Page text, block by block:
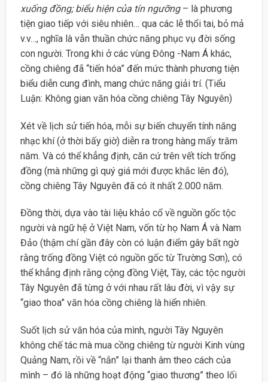
xuống đồng; biểu hiện của tín ngưỡng– là phương
tiện giao tiếp với siêu nhiên… qua các lễ thổi tai, bỏ mả
v.v…, nghĩa là vẫn thuần chức năng phục vụ đời sống
con người. Trong khi ở các vùng Đông -Nam Á khác,
cồng chiêng đã “tiến hóa” đến mức thành phương tiện
biểu diễn cung đình, mang chức năng giải trí. (Tiểu
Luận: Không gian văn hóa cồng chiêng Tây Nguyên)
Xét về lịch sử tiến hóa, mỗi sự biến chuyển tính năng
nhạc khí (ở thời bấy giờ) diễn ra trong hàng mấy trăm
năm. Và có thể khẳng định, căn cứ trên vết tích trống
đồng (mà những gì quý giá mới được khắc lên đó),
cồng chiêng Tây Nguyên đã có ít nhất 2.000 năm.
Đồng thời, dựa vào tài liệu khảo cổ về nguồn gốc tộc
người và ngữ hệ ở Việt Nam, vốn từ họ Nam Á và Nam
Đảo (thậm chí gần đây còn có luận điểm gây bất ngờ
rằng trống đồng Việt có nguồn gốc từ Trường Sơn), có
thể khẳng định rằng cộng đồng Việt, Tày, các tộc người
Tây Nguyên đã từng ở với nhau rất lâu đời, vì vậy sự
“giao thoa” văn hóa cồng chiêng là hiển nhiên.
Suốt lịch sử văn hóa của mình, người Tây Nguyên
không chế tác mà mua cồng chiêng từ người Kinh vùng
Quảng Nam, rồi về “nắn” lại thanh âm theo cách của
mình – đó là những hoạt động “giao thương” theo lối